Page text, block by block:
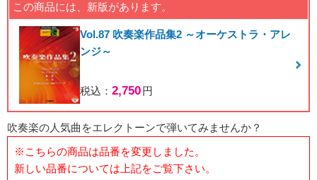
この商品には、新版があります。
Vol.87 吹奏楽作品集2 ～オーケストラ・アレ
ンジ～
税込： 2,750円
吹奏楽の人気曲をエレクトーンで弾いてみませんか？
※こちらの商品は品番を変更しました。
新しい品番については上記をご覧下さい。